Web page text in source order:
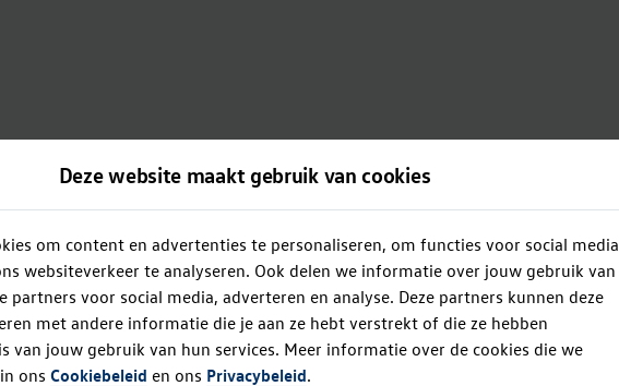
Deze website maakt gebruik van cookies
om content en advertenties te personaliseren, om functies voor social media
websiteverkeer te analyseren. Ook delen we informatie over jouw gebruik van
partners voor social media, adverteren en analyse. Deze partners kunnen deze
met andere informatie die je aan ze hebt verstrekt of die ze hebben
van jouw gebruik van hun services. Meer informatie over de cookies die we
ons Cookiebeleid en ons Privacybeleid.